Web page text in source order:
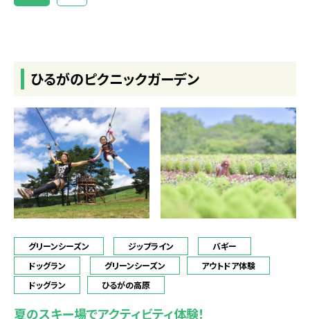
ひるがのピクニックガーデン
グリーンシーズン ジップライン
バギー
ドッグラン
グリーンシーズン
アウトドア体験
ドッグラン
ひるがの高原
夏のスキー場でアクティビティ体験！